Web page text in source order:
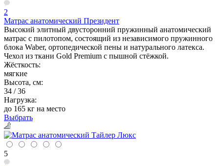
2
Матрас анатомический Президент
Высокий элитный двусторонний пружинный анатомический
матрас с пилотопом, состоящий из независимого пружинного
блока Waber, ортопедической пены и натурального латекса.
Чехол из ткани Gold Premium с пышной стёжкой.
Жёсткость:
мягкие
Высота, см:
34 / 36
Нагрузка:
до 165 кг на место
Выбрать
5